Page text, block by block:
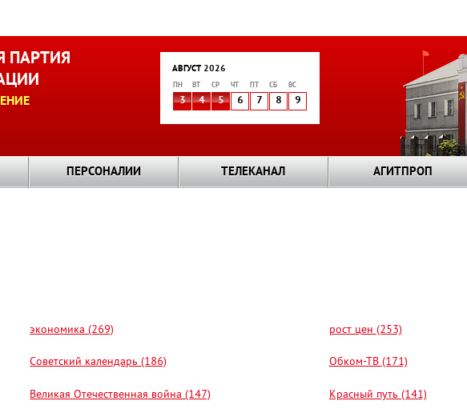
ПАРТИЯ
АВГУСТ 2026
ПН ВТ СР ЧТ СБ ВС
3 4 5 6 7 8 9
ПЕРСОНАЛИИ ТЕЛЕКАНАЛ АГИТПРОП
экономика (269) рост цен (253)
Советский календарь (186) Обком-ТВ (171)
Великая Отечественная война (147) Красный путь (141)